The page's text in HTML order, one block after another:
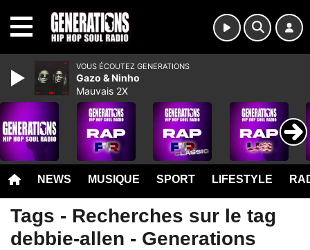
NEWS MUSIQUE SPORT LIFESTYLE
Tags - Recherches sur le tag
debbie-allen - Generations
VOUS ÉCOUTEZ GENERATIONS
Gazo & Ninho
Mauvais 2X